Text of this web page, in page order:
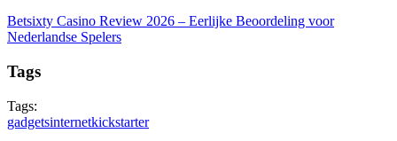
Betsixty Casino Review 2026 – Eerlijke Beoordeling voor
Nederlandse Spelers
Tags
Tags:
gadgetsinternetkickstarter